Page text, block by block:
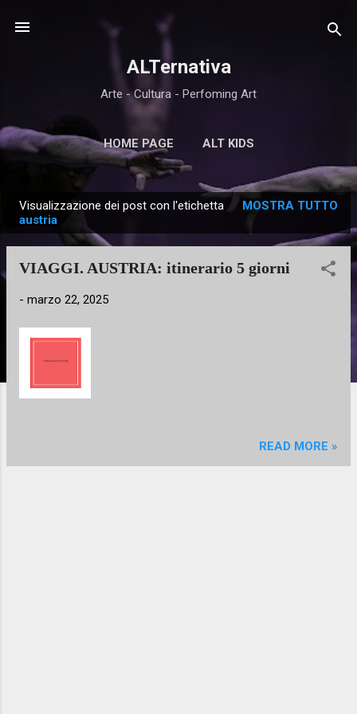
Passa ai contenuti principali
ALTernativa
Arte - Cultura - Perfoming Art
HOME PAGE ALT KIDS
o
Visualizzazione dei post con l'etichetta
austria
MOSTRA TUTTO
VIAGGI. AUSTRIA: itinerario 5 giorni
- marzo 22, 2025
READ MORE »